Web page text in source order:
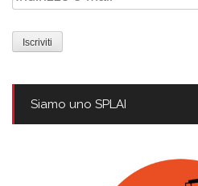
e-
mail
Siamo uno SPLAI